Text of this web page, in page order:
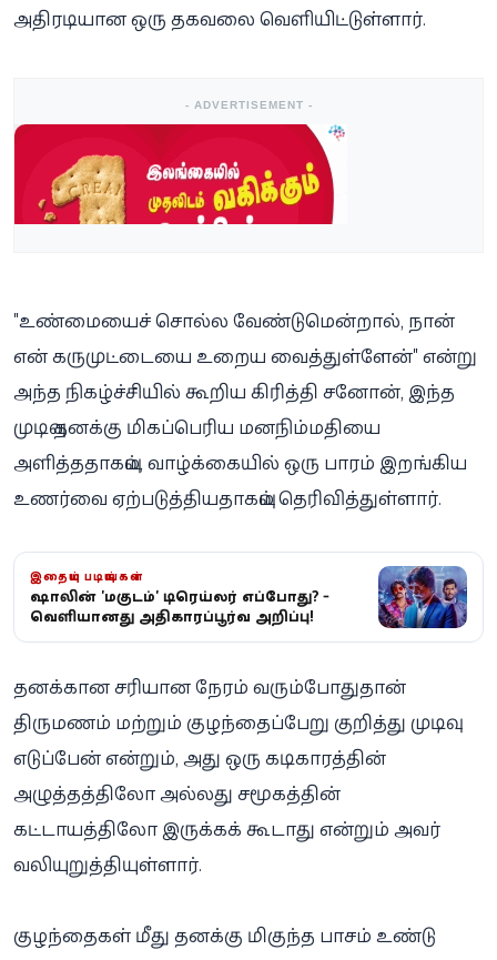
அதிரடியான ஒரு தகவலை வெளியிட்டுள்ளார்.
- ADVERTISEMENT -
"உண்மையைச் சொல்ல வேண்டுமென்றால், நான்
என் கருமுட்டையை உறைய வைத்துள்ளேன்" என்று
அந்த நிகழ்ச்சியில் கூறிய கிரித்தி சனோன், இந்த
முடிவு தனக்கு மிகப்பெரிய மனநிம்மதியை
அளித்ததாகவும், வாழ்க்கையில் ஒரு பாரம் இறங்கிய
உணர்வை ஏற்படுத்தியதாகவும் தெரிவித்துள்ளார்.
இதையும் படியுங்கள்
விஷாலின் 'மகுடம்' டிரெய்லர் எப்போது? -
வெளியானது அதிகாரப்பூர்வ அறிவிப்பு!
தனக்கான சரியான நேரம் வரும்போதுதான்
திருமணம் மற்றும் குழந்தைப்பேறு குறித்து முடிவு
எடுப்பேன் என்றும், அது ஒரு கடிகாரத்தின்
அழுத்தத்திலோ அல்லது சமூகத்தின்
கட்டாயத்திலோ இருக்கக் கூடாது என்றும் அவர்
வலியுறுத்தியுள்ளார்.
குழந்தைகள் மீது தனக்கு மிகுந்த பாசம் உண்டு